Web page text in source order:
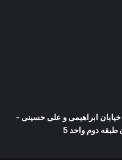
ابراهیمی و علی حسینی -